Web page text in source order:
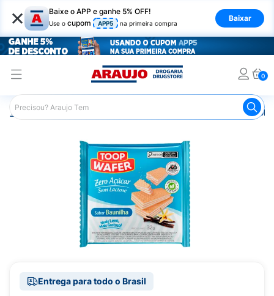
× Baixe o APP e ganhe 5% OFF!
Use o cupom APP5 na primeira compra
Baixar
0
Araujo Mercado Biscoito e
Entrega para todo o Brasil